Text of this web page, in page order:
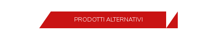
PRODOTTI ALTERNATIVI